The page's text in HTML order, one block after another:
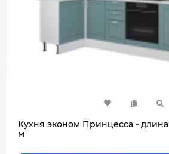
Кухня эконом Принцесса -
м